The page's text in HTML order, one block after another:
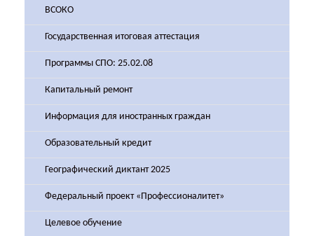
ВСОКО
Государственная итоговая аттестация
Программы СПО: 25.02.08
Капитальный ремонт
Информация для иностранных граждан
Образовательный кредит
Географический диктант 2025
Федеральный проект «Профессионалитет»
Целевое обучение